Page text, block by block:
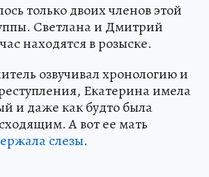
только двоих членов этой
Светлана и Дмитрий
находятся в розыске.
озвучивал хронологию и
Екатерина имела
и даже как будто была
А вот ее мать
слезы.